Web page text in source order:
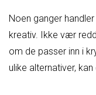
Noen ganger
kreativ. Ikke vær
om de passer inn i
ulike alternativer,